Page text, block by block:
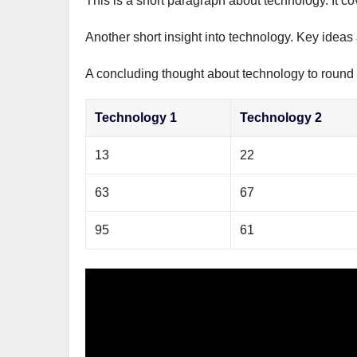
Another short insight into technology. Key
A concluding thought about technology to round
Technology 1 Technology 2
13 22
63 67
95 61